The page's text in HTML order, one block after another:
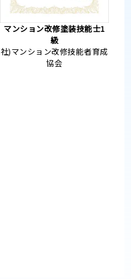
マンション改修塗装技能士1
級
社)マンション改修技能者育成
協会